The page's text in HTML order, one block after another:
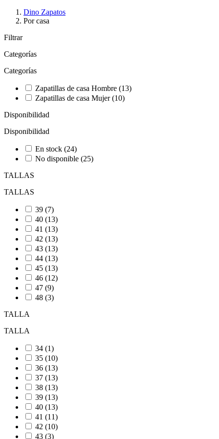
Dino Zapatos
Por casa
Filtrar
Categorías
Categorías
Zapatillas de casa Hombre (13)
Zapatillas de casa Mujer(10)
Disponibilidad
Disponibilidad
En stock (24)
No disponible (25)
TALLAS
TALLAS
39 (7)
40 (13)
41 (13)
42 (13)
43 (13)
44 (13)
45 (13)
46 (12)
47 (9)
48 (3)
TALLA
TALLA
34 (1)
35 (10)
36 (13)
37 (13)
38 (13)
39 (13)
40 (13)
41 (11)
42 (10)
43 (3)